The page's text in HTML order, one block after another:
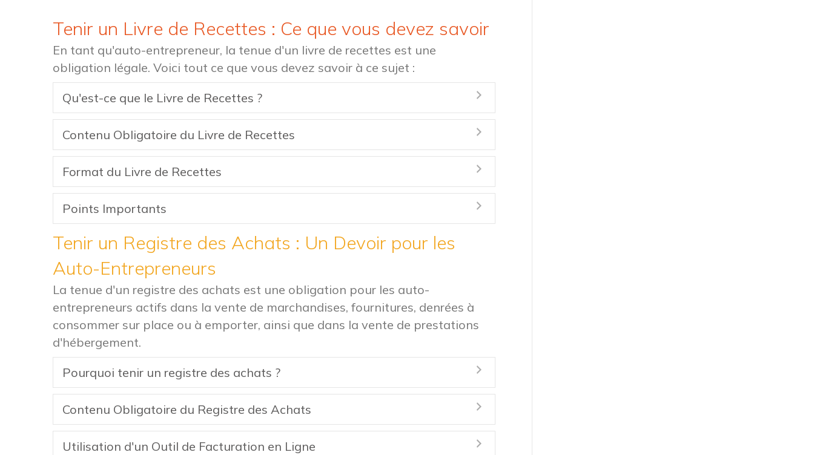
Tenir un Livre de Recettes : Ce que vous devez savoir
En tant qu'auto-entrepreneur, la tenue d'un livre de recettes est une
obligation légale. Voici tout ce que vous devez savoir à ce sujet :
Qu'est-ce que le Livre de Recettes ?
Contenu Obligatoire du Livre de Recettes
Format du Livre de Recettes
Points Importants
Tenir un Registre des Achats : Un Devoir pour les
Auto-Entrepreneurs
La tenue d'un registre des achats est une obligation pour les auto-
entrepreneurs actifs dans la vente de marchandises, fournitures, denrées à
consommer sur place ou à emporter, ainsi que dans la vente de prestations
d'hébergement.
Pourquoi tenir un registre des achats ?
Contenu Obligatoire du Registre des Achats
Utilisation d'un Outil de Facturation en Ligne